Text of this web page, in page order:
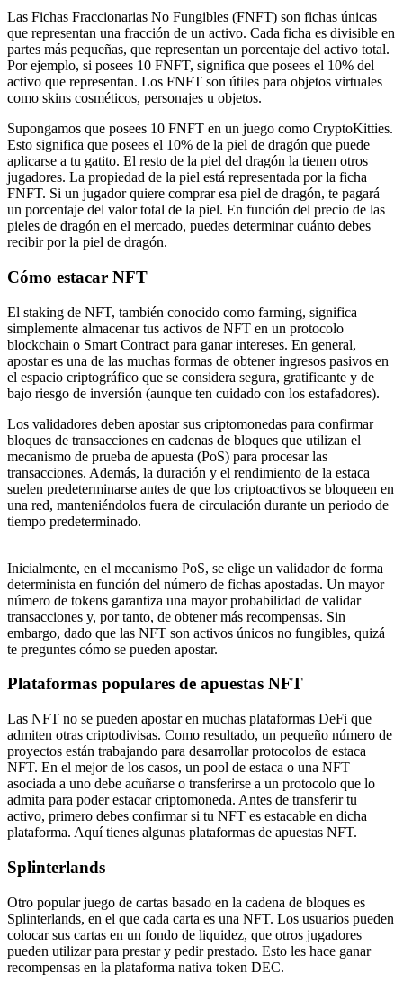
Las Fichas Fraccionarias No Fungibles (FNFT) son fichas únicas
que representan una fracción de un activo. Cada ficha es divisible en
partes más pequeñas, que representan un porcentaje del activo total.
Por ejemplo, si posees 10 FNFT, significa que posees el 10% del
activo que representan. Los FNFT son útiles para objetos virtuales
como skins cosméticos, personajes u objetos.
Supongamos que posees 10 FNFT en un juego como CryptoKitties.
Esto significa que posees el 10% de la piel de dragón que puede
aplicarse a tu gatito. El resto de la piel del dragón la tienen otros
jugadores. La propiedad de la piel está representada por la ficha
FNFT. Si un jugador quiere comprar esa piel de dragón, te pagará
un porcentaje del valor total de la piel. En función del precio de las
pieles de dragón en el mercado, puedes determinar cuánto debes
recibir por la piel de dragón.
Cómo estacar NFT
El staking de NFT, también conocido como farming, significa
simplemente almacenar tus activos de NFT en un protocolo
blockchain o Smart Contract para ganar intereses. En general,
apostar es una de las muchas formas de obtener ingresos pasivos en
el espacio criptográfico que se considera segura, gratificante y de
bajo riesgo de inversión (aunque ten cuidado con los estafadores).
Los validadores deben apostar sus criptomonedas para confirmar
bloques de transacciones en cadenas de bloques que utilizan el
mecanismo de prueba de apuesta (PoS) para procesar las
transacciones. Además, la duración y el rendimiento de la estaca
suelen predeterminarse antes de que los criptoactivos se bloqueen en
una red, manteniéndolos fuera de circulación durante un periodo de
tiempo predeterminado.
Inicialmente, en el mecanismo PoS, se elige un validador de forma
determinista en función del número de fichas apostadas. Un mayor
número de tokens garantiza una mayor probabilidad de validar
transacciones y, por tanto, de obtener más recompensas. Sin
embargo, dado que las NFT son activos únicos no fungibles, quizá
te preguntes cómo se pueden apostar.
Plataformas populares de apuestas NFT
Las NFT no se pueden apostar en muchas plataformas DeFi que
admiten otras criptodivisas. Como resultado, un pequeño número de
proyectos están trabajando para desarrollar protocolos de estaca
NFT. En el mejor de los casos, un pool de estaca o una NFT
asociada a uno debe acuñarse o transferirse a un protocolo que lo
admita para poder estacar criptomoneda. Antes de transferir tu
activo, primero debes confirmar si tu NFT es estacable en dicha
plataforma. Aquí tienes algunas plataformas de apuestas NFT.
Splinterlands
Otro popular juego de cartas basado en la cadena de bloques es
Splinterlands, en el que cada carta es una NFT. Los usuarios pueden
colocar sus cartas en un fondo de liquidez, que otros jugadores
pueden utilizar para prestar y pedir prestado. Esto les hace ganar
recompensas en la plataforma nativa token DEC.